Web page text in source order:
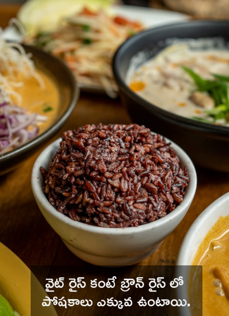
వైట్ రైస్ కంటే బ్రౌన్ రైస్ లో
పోషకాలు ఎక్కువ ఉంటాయి.